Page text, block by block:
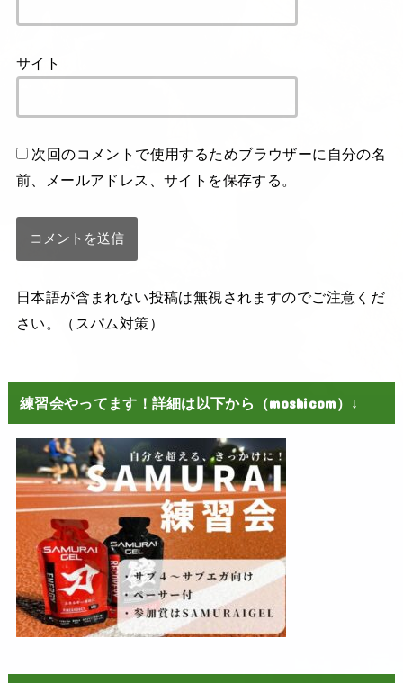
サイト
次回のコメントで使用するためブラウザーに自分の名
前、メールアドレス、サイトを保存する。
日本語が含まれない投稿は無視されますのでご注意くだ
さい。（スパム対策）
練習会やってます！詳細は以下から（moshicom）↓